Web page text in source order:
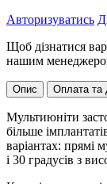
Авторизуватись
Щоб дізнатися
нашим
Опис Оплата та
Мультиюніти
більше
варіантах: прямі
і 30 градусів з